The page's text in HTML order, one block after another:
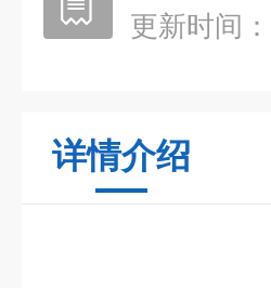
更新时间：
详情介绍